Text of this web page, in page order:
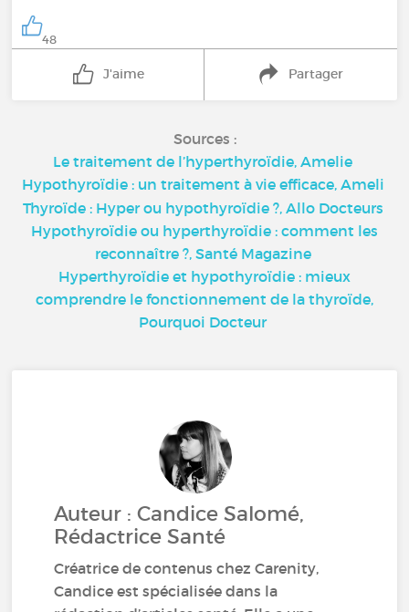
48
J'aime Partager
Sources :
Le traitement de l’hyperthyroïdie, Amelie
Hypothyroïdie : un traitement à vie efficace, Ameli
Thyroïde : Hyper ou hypothyroïdie ?, Allo Docteurs
Hypothyroïdie ou hyperthyroïdie : comment les
reconnaître ?, Santé Magazine
Hyperthyroïdie et hypothyroïdie : mieux
comprendre le fonctionnement de la thyroïde,
Pourquoi Docteur
Auteur : Candice Salomé,
Rédactrice Santé
Créatrice de contenus chez Carenity,
Candice est spécialisée dans la